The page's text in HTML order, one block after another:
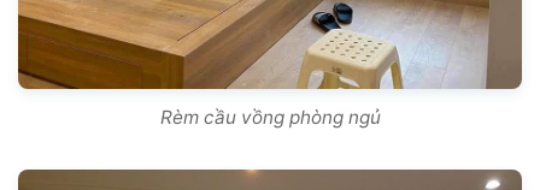
Rèm cầu vồng phòng ngủ